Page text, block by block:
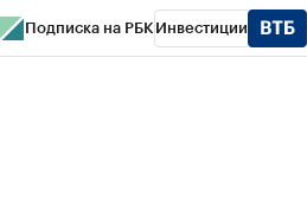
Подписка на РБК Инвестиции